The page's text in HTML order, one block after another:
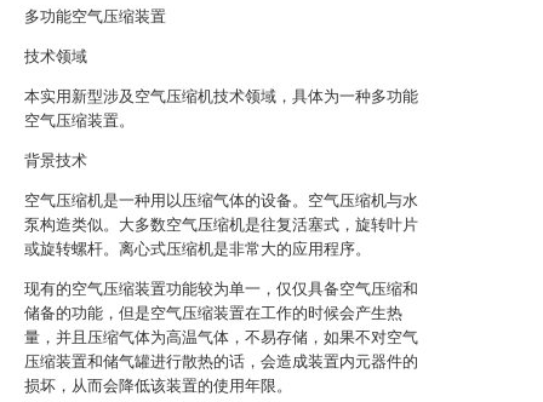
多功能空气压缩装置
技术领域
本实用新型涉及空气压缩机技术领域，具体为一种多功能
空气压缩装置。
背景技术
空气压缩机是一种用以压缩气体的设备。空气压缩机与水
泵构造类似。大多数空气压缩机是往复活塞式，旋转叶片
或旋转螺杆。离心式压缩机是非常大的应用程序。
现有的空气压缩装置功能较为单一，仅仅具备空气压缩和
储备的功能，但是空气压缩装置在工作的时候会产生热
量，并且压缩气体为高温气体，不易存储，如果不对空气
压缩装置和储气罐进行散热的话，会造成装置内元器件的
损坏，从而会降低该装置的使用年限。